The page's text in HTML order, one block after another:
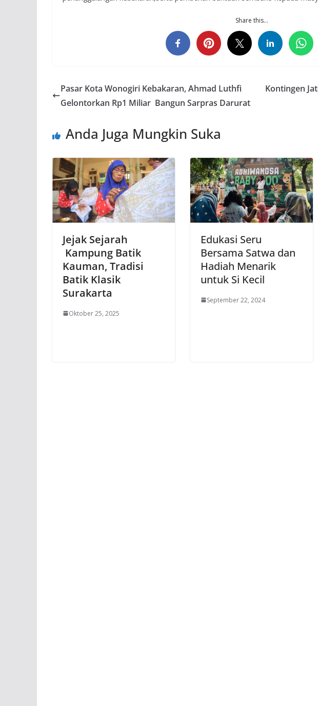
Share this…
Pasar Kota Wonogiri Kebakaran, Ahmad Luthfi
Gelontorkan Rp1 Miliar Bangun Sarpras Darurat
Kontingen
Anda Juga Mungkin Suka
Jejak Sejarah
Kampung Batik
Kauman, Tradisi
Batik Klasik
Surakarta
Oktober 25, 2025
Edukasi Seru
Bersama Satwa dan
Hadiah Menarik
untuk Si Kecil
September 22, 2024